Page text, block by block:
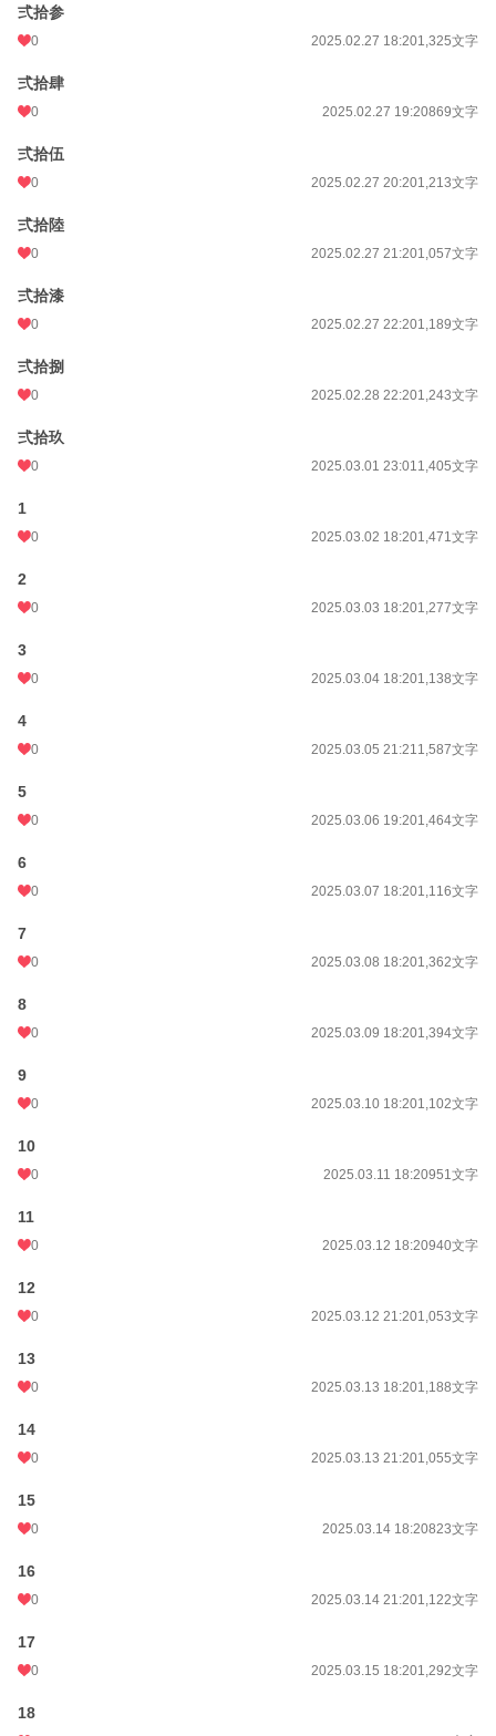
弍拾参
0 2025.02.27 18:201,325文字
弍拾肆
0 2025.02.27 19:20869文字
弍拾伍
0 2025.02.27 20:201,213文字
弍拾陸
0 2025.02.27 21:201,057文字
弍拾漆
0 2025.02.27 22:201,189文字
弍拾捌
0 2025.02.28 22:201,243文字
弍拾玖
0 2025.03.01 23:011,405文字
1
0 2025.03.02 18:201,471文字
2
0 2025.03.03 18:201,277文字
3
0 2025.03.04 18:201,138文字
4
0 2025.03.05 21:211,587文字
5
0 2025.03.06 19:201,464文字
6
0 2025.03.07 18:201,116文字
7
0 2025.03.08 18:201,362文字
8
0 2025.03.09 18:201,394文字
9
0 2025.03.10 18:201,102文字
10
0 2025.03.11 18:20951文字
11
0 2025.03.12 18:20940文字
12
0 2025.03.12 21:201,053文字
13
0 2025.03.13 18:201,188文字
14
0 2025.03.13 21:201,055文字
15
0 2025.03.14 18:20823文字
16
0 2025.03.14 21:201,122文字
17
0 2025.03.15 18:201,292文字
18